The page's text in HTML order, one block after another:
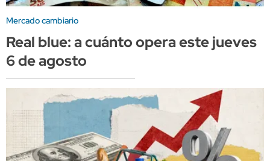
Mercado cambiario
Real blue: a cuánto opera este jueves
6 de agosto